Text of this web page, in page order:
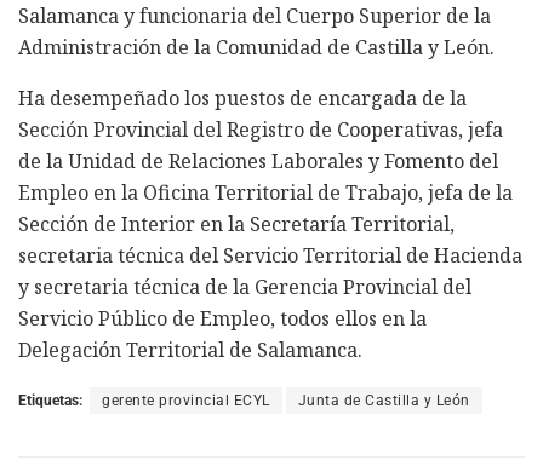
Salamanca y funcionaria del Cuerpo Superior de la
Administración de la Comunidad de Castilla y León.
Ha desempeñado los puestos de encargada de la
Sección Provincial del Registro de Cooperativas, jefa
de la Unidad de Relaciones Laborales y Fomento del
Empleo en la Oficina Territorial de Trabajo, jefa de la
Sección de Interior en la Secretaría Territorial,
secretaria técnica del Servicio Territorial de Hacienda
y secretaria técnica de la Gerencia Provincial del
Servicio Público de Empleo, todos ellos en la
Delegación Territorial de Salamanca.
Etiquetas: gerente provincial ECYL Junta de Castilla y León